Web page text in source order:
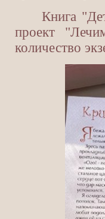
Книга
проект
количество